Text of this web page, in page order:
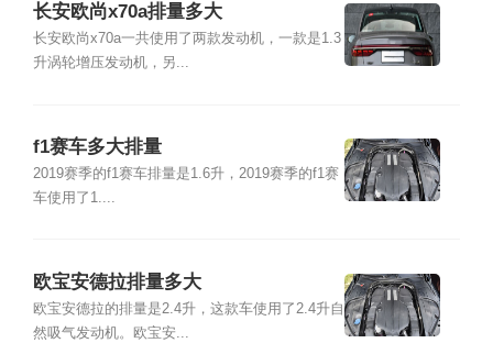
长安欧尚x70a排量多大
长安欧尚x70a一共使用了两款发动机，一款是1.3
升涡轮增压发动机，另...
f1赛车多大排量
2019赛季的f1赛车排量是1.6升，2019赛季的f1赛
车使用了1....
欧宝安德拉排量多大
欧宝安德拉的排量是2.4升，这款车使用了2.4升自
然吸气发动机。欧宝安...